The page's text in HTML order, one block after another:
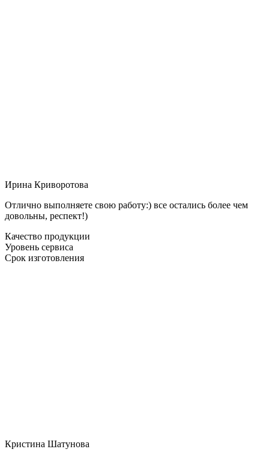
Ирина Криворотова
Отлично выполняете свою работу:) все остались более чем
довольны, респект!)
Качество продукции
Уровень сервиса
Срок изготовления
Кристина Шатунова